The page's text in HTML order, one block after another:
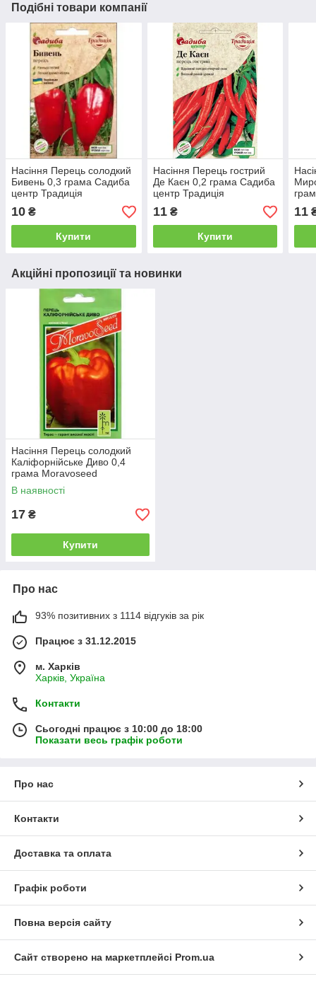
Подібні товари компанії
Насіння Перець солодкий
Бивень 0,3 грама Садиба
центр Традиція
10 ₴
Купити
Насіння Перець гострий
Де Каєн 0,2 грама Садиба
центр Традиція
11₴
Купити
11
Акційні пропозиції та новинки
Насіння Перець солодкий
Каліфорнійське Диво 0,4
грама Moravoseed
В наявності
17 ₴
Купити
Про нас
93% позитивних з 1114 відгуків за рік
Працює з 31.12.2015
м. Харків
Харків, Україна
Контакти
Сьогодні працює з 10:00 до 18:00
Показати весь графік роботи
Про нас
Контакти
Доставка та оплата
Графік роботи
Повна версія сайту
Сайт створено на маркетплейсі Prom.ua